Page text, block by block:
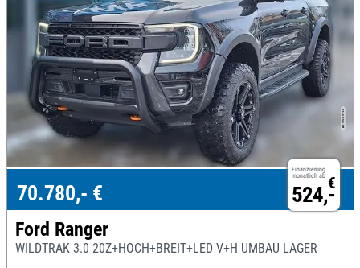
Finanzierung
monatlich ab €
524,-
70.780,- €
Ford Ranger
WILDTRAK 3.0 20Z+HOCH+BREIT+LED V+H UMBAU LAGER